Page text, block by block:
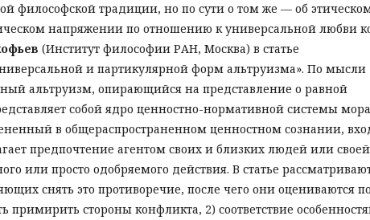
философской традиции, но по сути о том же — об
напряжении по отношению к универсальной любви
(Институт философии РАН, Москва) в статье
и партикулярной форм альтруизма». По мысли
альтруизм, опирающийся на представление о равной
собой ядро ценностно-нормативной системы
в общераспространенном ценностном сознании,
предпочтение агентом своих и близких людей или своей
или просто одобряемого действия. В статье
снять это противоречие, после чего они оцениваются по
стороны конфликта, 2) соответствие